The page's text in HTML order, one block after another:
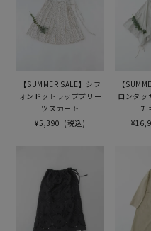
【SUMMER SALE】シフ
ォンドットラッププリー
ツスカート
¥5,390 (税込)
【
ロンタッ
チ